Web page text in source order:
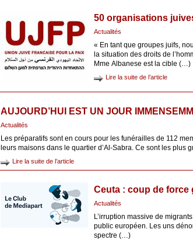
50 organisations
Actualités
« En tant que groupes juifs,
la situation des droits de
Mme Albanese est la cible (…)
Lire la suite de l’article
AUJOURD’HUI EST UN JOUR
Actualités
Les préparatifs sont en cours pour les funérailles de 112
leurs maisons dans le quartier d’Al-Sabra. Ce sont les
Lire la suite de l’article
Ceuta : coup de
Actualités
L’irruption massive de
public européen. Les uns
spectre (…)